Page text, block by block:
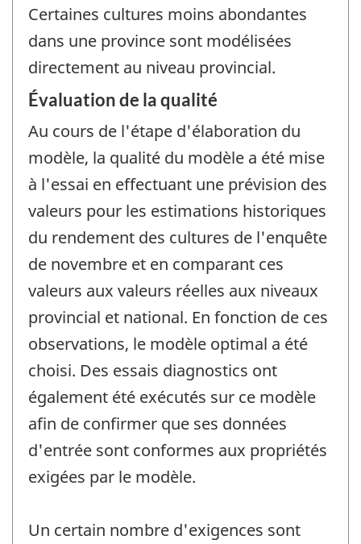
Certaines cultures moins abondantes
dans une province sont modélisées
directement au niveau provincial.
Évaluation de la qualité
Au cours de l'étape d'élaboration du
modèle, la qualité du modèle a été mise
à l'essai en effectuant une prévision des
valeurs pour les estimations historiques
du rendement des cultures de l'enquête
de novembre et en comparant ces
valeurs aux valeurs réelles aux niveaux
provincial et national. En fonction de ces
observations, le modèle optimal a été
choisi. Des essais diagnostics ont
également été exécutés sur ce modèle
afin de confirmer que ses données
d'entrée sont conformes aux propriétés
exigées par le modèle.
Un certain nombre d'exigences sont